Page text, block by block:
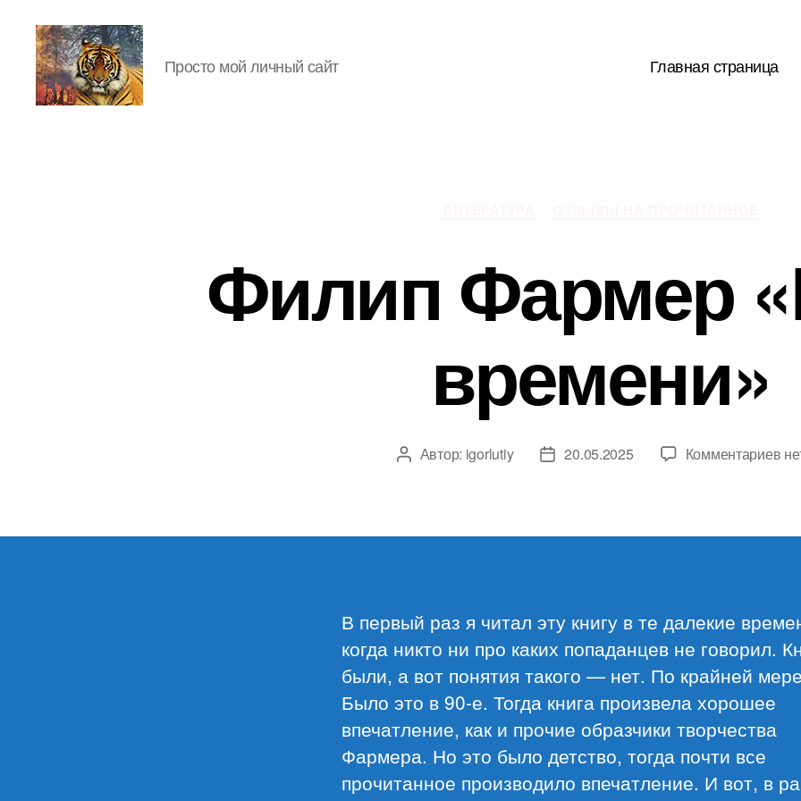
Просто мой личный сайт Главная страница
Филип Фармер
времени»
Автор
Автор: igorlutiy
Дата20.05.2025 Комментариевк
В первый раз я читал эту книгу в те далекие
когда никто ни про каких попаданцев не говорил.
были, а вот понятия такого — нет. По крайней
Было это в 90-е. Тогда книга произвела хорошее
впечатление, как и прочие образчики творчества
Фармера. Но это было детство, тогда почти все
прочитанное производило впечатление. И вот, в